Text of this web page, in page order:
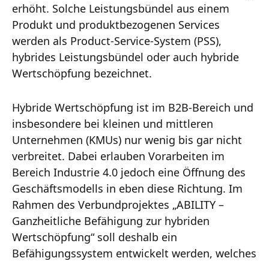
erhöht. Solche Leistungsbündel aus einem
Produkt und produktbezogenen Services
werden als Product-Service-System (PSS),
hybrides Leistungsbündel oder auch hybride
Wertschöpfung bezeichnet.
Hybride Wertschöpfung ist im B2B-Bereich und
insbesondere bei kleinen und mittleren
Unternehmen (KMUs) nur wenig bis gar nicht
verbreitet. Dabei erlauben Vorarbeiten im
Bereich Industrie 4.0 jedoch eine Öffnung des
Geschäftsmodells in eben diese Richtung. Im
Rahmen des Verbundprojektes „ABILITY –
Ganzheitliche Befähigung zur hybriden
Wertschöpfung“ soll deshalb ein
Befähigungssystem entwickelt werden, welches